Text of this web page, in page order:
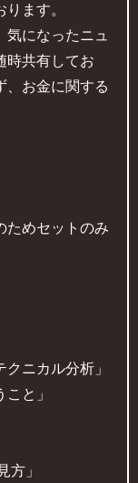
ます。
気になったニュ
時共有してお
、お金に関する
ためセットのみ
ニカル分析」
と」
方」